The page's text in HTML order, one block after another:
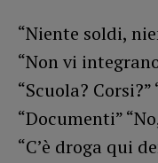
“Niente soldi,
“Non vi
“Scuola? Corsi?”
“Documenti”
“C’è droga qui